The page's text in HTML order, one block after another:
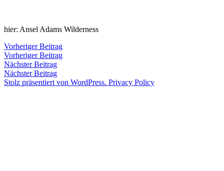
springen
von
Juli
Januar
2020
einen
zu
hier: Ansel Adams Wilderness
Veröffentlicht
von
snhpfr
21.
Juli
20154.
Januar
Veröffentlicht
in
Uncategorized
Beitragsnavigation
Vorheriger BeitragVorheriger
Beitrag:
Vorheriger Beitrag
Nächster BeitragNächster
Beitrag:
Nächster Beitrag
Stolz präsentiert von WordPress. Privacy Policy